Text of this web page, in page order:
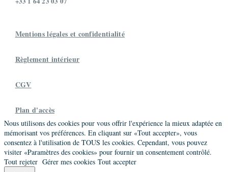
Maître praticien
ONE HR-SERVICES
Charron Benoît
Autre
Promo 14
Mentions légales et confidentialité
Règlement intérieur
CGV
Plan d'accès
Nous utilisons des cookies pour vous offrir l'expérience la mieux adaptée en
mémorisant vos préférences. En cliquant sur «Tout accepter», vous
consentez à l'utilisation de TOUS les cookies. Cependant, vous pouvez
visiter «Paramètres des cookies» pour fournir un consentement contrôlé.
Tout rejeter Gérer mes cookies Tout accepter